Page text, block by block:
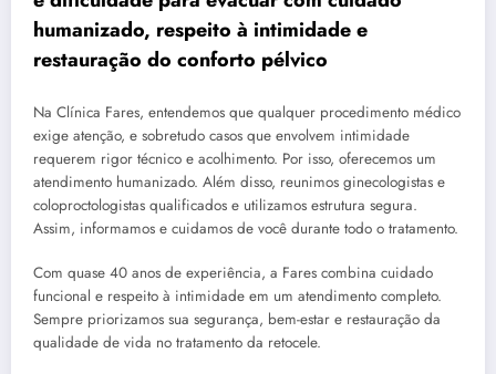
humanizado, respeito à intimidade e
restauração do conforto pélvico
Na Clínica Fares, entendemos que qualquer procedimento médico
exige atenção, e sobretudo casos que envolvem intimidade
requerem rigor técnico e acolhimento. Por isso, oferecemos um
atendimento humanizado. Além disso, reunimos ginecologistas e
coloproctologistas qualificados e utilizamos estrutura segura.
Assim, informamos e cuidamos de você durante todo o tratamento.
Com quase 40 anos de experiência, a Fares combina cuidado
funcional e respeito à intimidade em um atendimento completo.
Sempre priorizamos sua segurança, bem-estar e restauração da
qualidade de vida no tratamento da retocele.